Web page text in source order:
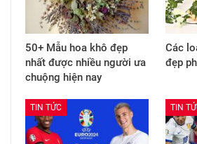
50+ Mẫu hoa khô đẹp
nhất được nhiều người ưa
chuộng hiện nay
Các
đẹp
TIN TỨC TIN